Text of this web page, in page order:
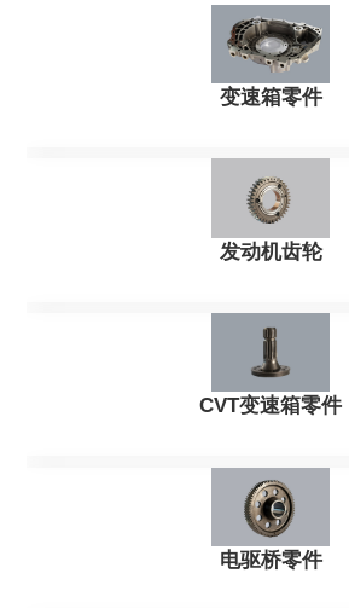
变速箱零件
发动机齿轮
CVT变速箱零件
电驱桥零件